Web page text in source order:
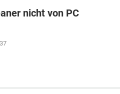
nicht von PC